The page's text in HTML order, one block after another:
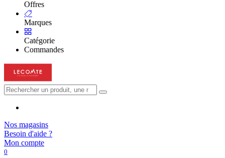
Offres
Marques
Catégorie
Commandes
Nos magasins
Besoin d'aide ?
Mon compte
0